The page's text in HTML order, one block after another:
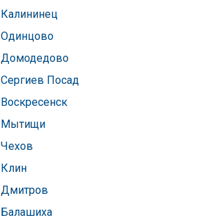
Калининец
Одинцово
Домодедово
Сергиев Посад
Воскресенск
Мытищи
Чехов
Клин
Дмитров
Балашиха